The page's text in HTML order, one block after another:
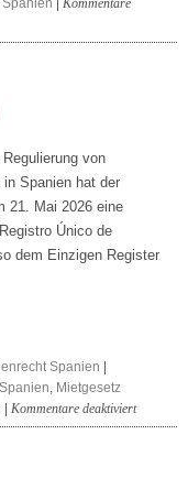
Kommentare
von
Spanien hat der
21. Mai 2026 eine
Único de
dem Einzigen Register
Spanien
, Mietgesetz
Kommentare deaktiviertfür